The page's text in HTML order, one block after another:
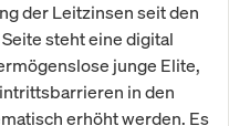
der Leitzinsen seit den
steht eine digital
junge Elite,
in den
erhöht werden. Es